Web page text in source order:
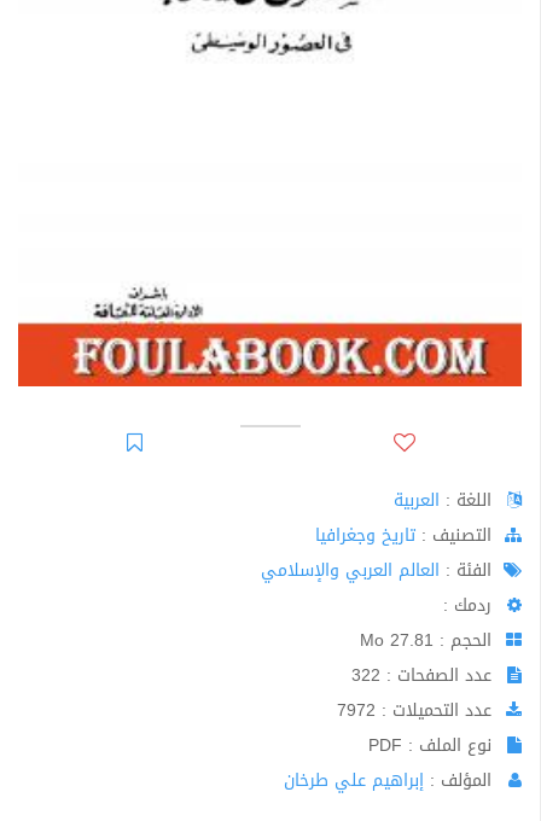
اللغة : العربية
اﻟﺘﺼﻨﻴﻒ : تاريخ وجغرافيا
الفئة : العالم العربي والإسلامي
ردمك :
الحجم : 27.81 Mo
عدد الصفحات : 322
عدد التحميلات : 7972
نوع الملف : PDF
المؤلف : إبراهيم علي طرخان